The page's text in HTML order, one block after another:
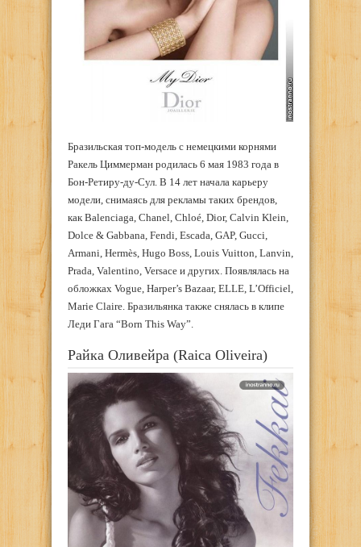
Бразильская топ-модель с немецкими корнями
Ракель Циммерман родилась 6 мая 1983 года в
Бон-Ретиру-ду-Сул. В 14 лет начала карьеру
модели, снимаясь для рекламы таких брендов,
как Balenciaga, Chanel, Chloé, Dior, Calvin Klein,
Dolce & Gabbana, Fendi, Escada, GAP, Gucci,
Armani, Hermès, Hugo Boss, Louis Vuitton, Lanvin,
Prada, Valentino, Versace и других. Появлялась на
обложках Vogue, Harper’s Bazaar, ELLE, L’Officiel,
Marie Claire. Бразильянка также снялась в клипе
Леди Гага “Born This Way”.
Райка Оливейра (Raica Oliveira)